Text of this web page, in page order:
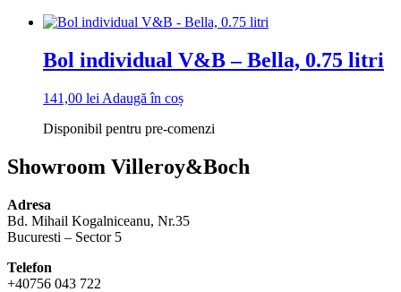
Bol individual V&B – Bella, 0.75 litri
141,00 lei Adaugă în coș
Disponibil pentru pre-comenzi
Showroom Villeroy&Boch
Adresa
Bd. Mihail Kogalniceanu, Nr.35
Bucuresti – Sector 5
Telefon
+40756 043 722